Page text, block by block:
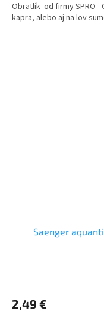
Obratlík od firmy SPRO
kapra, alebo aj na lov
Saenger
2,49 €